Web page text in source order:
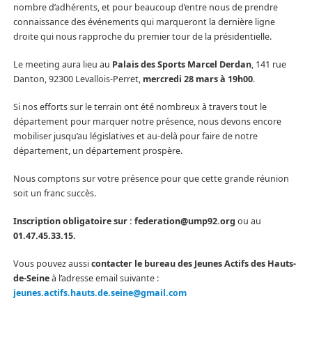
nombre d’adhérents, et pour beaucoup d’entre nous de prendre
connaissance des événements qui marqueront la dernière ligne
droite qui nous rapproche du premier tour de la présidentielle.
Le meeting aura lieu au Palais des Sports Marcel Derdan, 141 rue
Danton, 92300 Levallois-Perret, mercredi 28 mars à 19h00.
Si nos efforts sur le terrain ont été nombreux à travers tout le
département pour marquer notre présence, nous devons encore
mobiliser jusqu’au législatives et au-delà pour faire de notre
département, un département prospère.
Nous comptons sur votre présence pour que cette grande réunion
soit un franc succès.
Inscription obligatoire sur : federation@ump92.org ou au
01.47.45.33.15.
Vous pouvez aussicontacter le bureau des Jeunes Actifs des Hauts-
de-Seineà l’adresse email suivante :
jeunes.actifs.hauts.de.seine@gmail.com